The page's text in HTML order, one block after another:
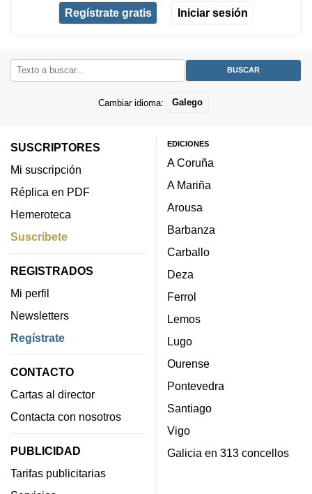
Regístrate gratis Iniciar sesión
Cambiar idioma: Galego
SUSCRIPTORES
Mi suscripción
Réplica en PDF
Hemeroteca
Suscríbete
REGISTRADOS
Mi perfil
Newsletters
Regístrate
CONTACTO
Cartas al director
Contacta con nosotros
PUBLICIDAD
Tarifas publicitarias
EDICIONES
A Coruña
A Mariña
Arousa
Barbanza
Carballo
Deza
Ferrol
Lemos
Lugo
Ourense
Pontevedra
Santiago
Vigo
Galicia en 313 concellos